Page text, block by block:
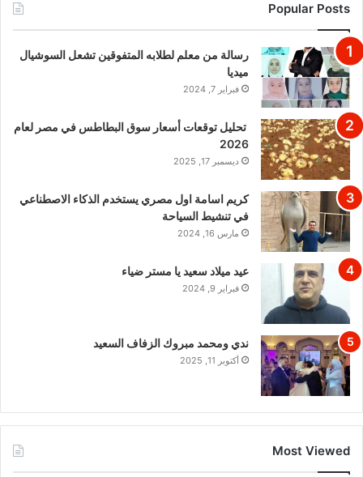
Popular Posts
رسالة من معلم لطلابه المتفوقين تشعل السوشيال
ميديا
فبراير 7, 2024
تحليل توقعات أسعار سوق البطاطس في مصر لعام
2026
ديسمبر 17, 2025
كريم اسامة اول مصري يستخدم الذكاء الاصطناعي
في تنشيط السياحة
مارس 16, 2024
عيد ميلاد سعيد يا مستر ضياء
فبراير 9, 2024
ندي ومحمد مبروك الزفاف السعيد
أكتوبر 11, 2025
Most Viewed